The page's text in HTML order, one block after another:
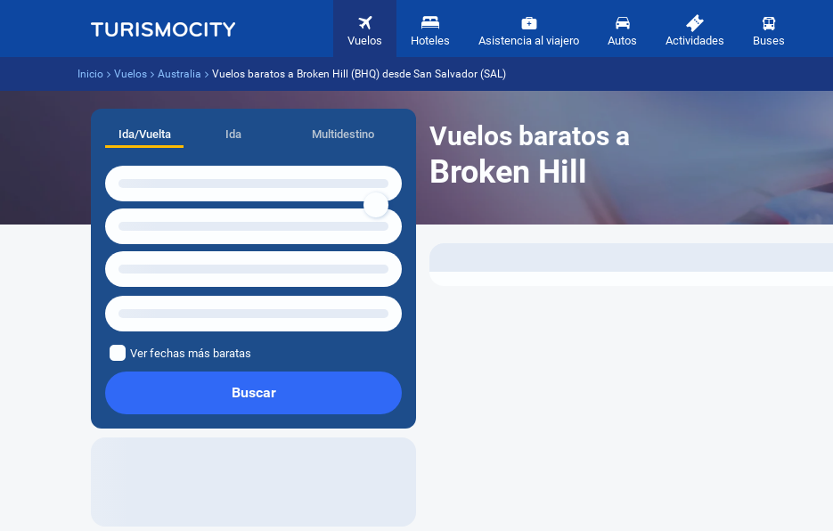
Vuelos Hoteles Asistencia al viajero Autos Actividades Buses
Inicio Vuelos Australia Vuelos baratos a Broken Hill (BHQ) desde San Salvador (SAL)
Vuelos baratos a
Broken Hill
Ida/Vuelta Ida Multidestino
Ver fechas más baratas
Buscar